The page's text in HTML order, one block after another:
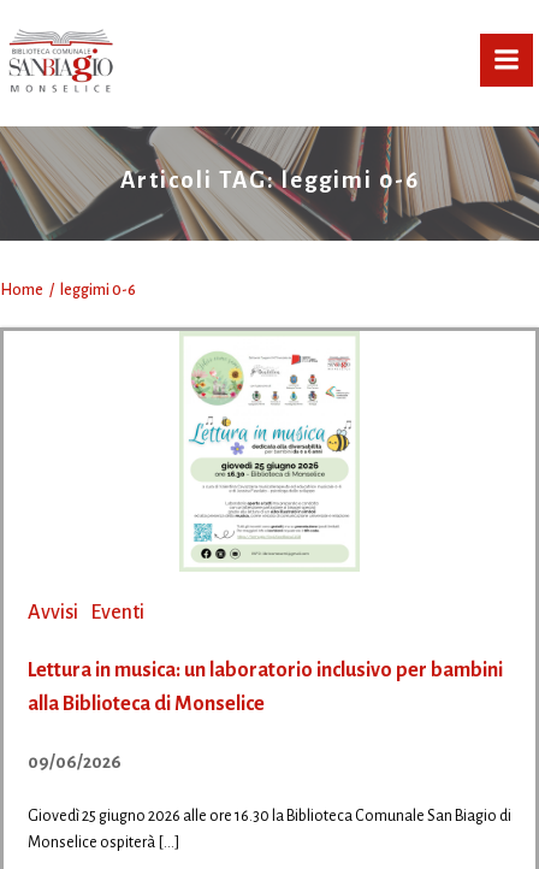
Articoli TAG: leggimi 0-6
Home leggimi 0-6
Avvisi Eventi
Lettura in musica: un laboratorio inclusivo per bambini
alla Biblioteca di Monselice
09/06/2026
Giovedì 25 giugno 2026 alle ore 16.30 la Biblioteca Comunale San Biagio di
Monselice ospiterà […]